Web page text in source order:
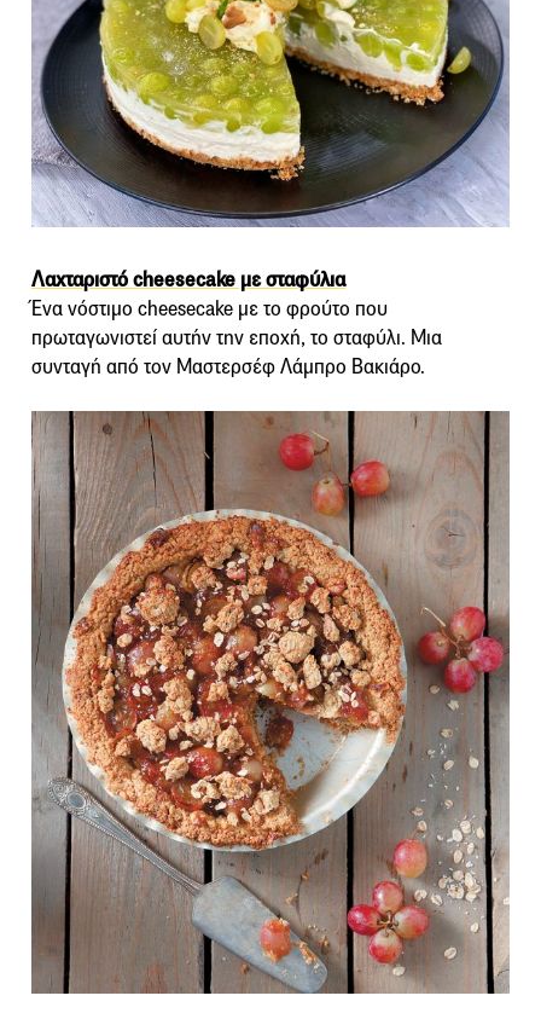
Λαχταριστό cheesecake με σταφύλια
Ένα νόστιμο cheesecake με το φρούτο που
πρωταγωνιστεί αυτήν την εποχή, το σταφύλι. Μια
συνταγή από τον Μαστερσέφ Λάμπρο Βακιάρο.